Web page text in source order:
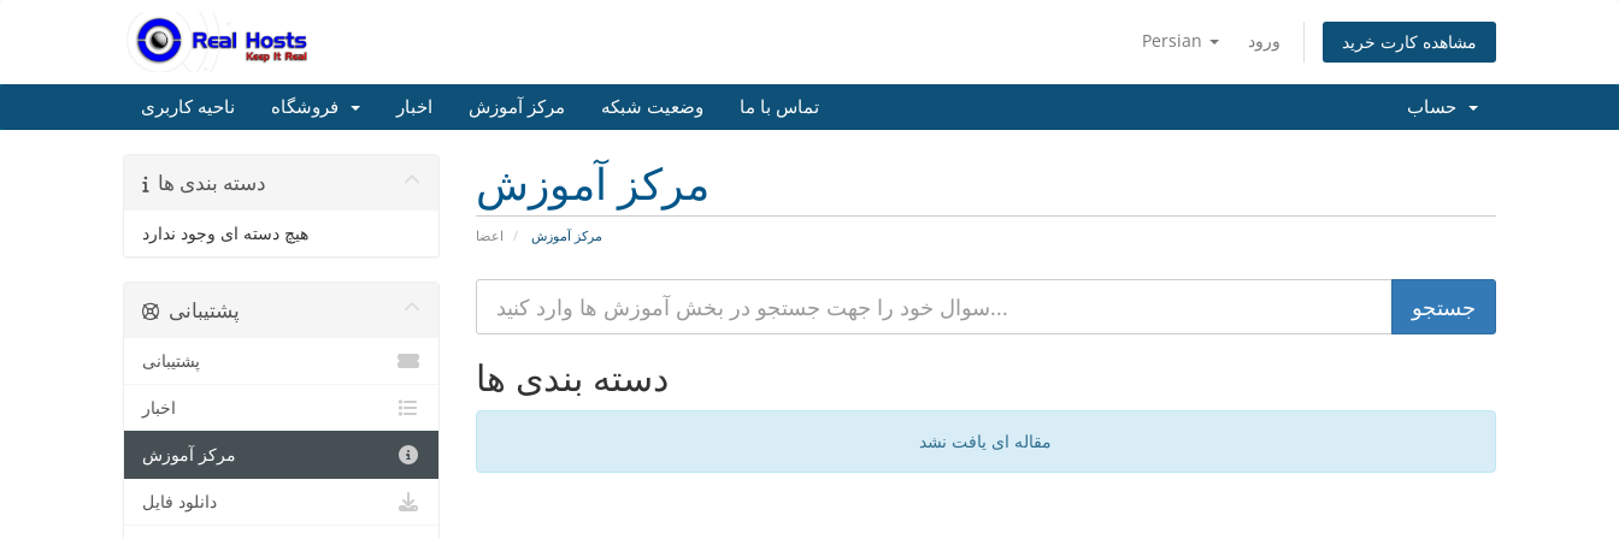
Persian ورود مشاهده کارت خرید
ناحیه کاربری اخبار مرکز آموزش وضعیت شبکه تماس با ما
مرکز آموزش
اعضا مرکز آموزش
دسته بندی ها
هیچ دسته ای وجود ندارد
دسته بندی ها
مقاله ای یافت نشد
پشتیبانی
پشتیبانی
اخبار
مرکز آموزش
دانلود فایل